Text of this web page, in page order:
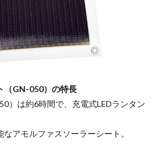
（GN-050）の特長
）は約6時間で、充電式LEDランタン
アモルファスソーラーシート。